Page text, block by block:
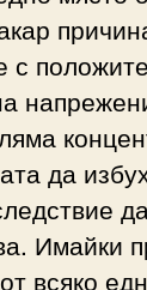
да
Имайки
всяко